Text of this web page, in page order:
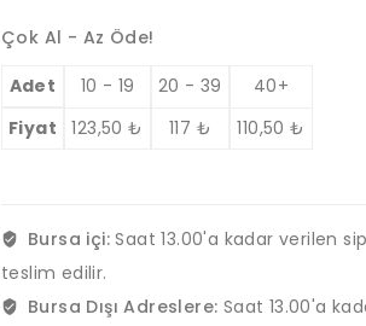
Çok Al - Az Öde!
Adet 10 - 19 20 - 39
40+
Fiyat
123,50₺ 117 ₺ 110,50₺
Bursa içi:Saat 13.00'a kadar verilen
teslim edilir.
Bursa Dışı Adreslere: Saat 13.00'a